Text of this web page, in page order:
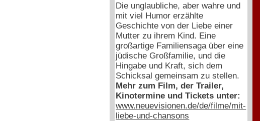
Die unglaubliche, aber wahre und
mit viel Humor erzählte
Geschichte von der Liebe einer
Mutter zu ihrem Kind. Eine
großartige Familiensaga über eine
jüdische Großfamilie, und die
Hingabe und Kraft, sich dem
Schicksal gemeinsam zu stellen.
Mehr zum Film, der Trailer,
Kinotermine und Tickets unter:
www.neuevisionen.de/de/filme/mit-
liebe-und-chansons